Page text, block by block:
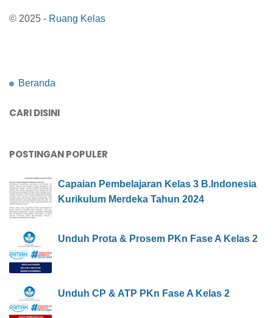
© 2025 - Ruang Kelas
Beranda
CARI DISINI
POSTINGAN POPULER
Capaian Pembelajaran Kelas 3 B.Indonesia
Kurikulum Merdeka Tahun 2024
Unduh Prota & Prosem PKn Fase A Kelas 2
Unduh CP & ATP PKn Fase A Kelas 2